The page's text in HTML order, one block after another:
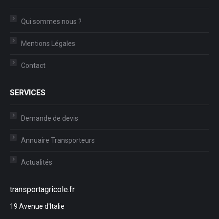
Qui sommes nous ?
Mentions Légales
Contact
SERVICES
Demande de devis
Annuaire Transporteurs
Actualités
transportagricole.fr
19 Avenue d'Italie